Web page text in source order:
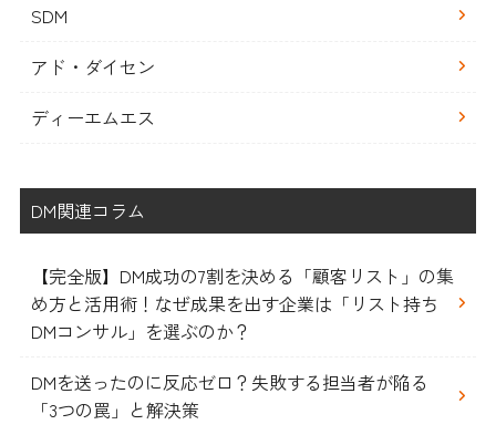
SDM
アド・ダイセン
ディーエムエス
DM関連コラム
【完全版】DM成功の7割を決める「顧客リスト」の集
め方と活用術！なぜ成果を出す企業は「リスト持ち
DMコンサル」を選ぶのか？
DMを送ったのに反応ゼロ？失敗する担当者が陥る
「3つの罠」と解決策